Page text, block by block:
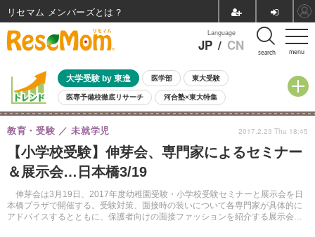
menu
Language
JP / CN search
大学受験 by 東進 医学部 東大受験
医専予備校徹底リサーチ 河合塾×東大特集
親子で考える大学選び 高校受験 中学受験 小学校受験
共通テスト 夏休み
8月開催イベント・WS 全国公立高校 過去問 人気記事
自由研究教材（小学生向け） 自由研究教材（中学生向け）
【小学校受験】伸芽会、専門家によるセミナー
＆展示会…日本橋3/19
伸芽会は3月19日、2017年度幼稚園受験・小学校受験セミナーと展示会を日
本橋プラザで開催する。受験対策、面接時の装いについて各専門家が具体的に
アドバイスするとともに、保護者向けの面接ファッションを紹介する展示会を
教育・受験 未就学児 2017.2.23 Thu 18:45
リセマム メンバーズ